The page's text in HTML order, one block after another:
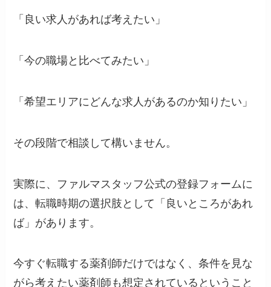
「良い求人があれば考えたい」
「今の職場と比べてみたい」
「希望エリアにどんな求人があるのか知りたい」
その段階で相談して構いません。
実際に、ファルマスタッフ公式の登録フォームに
は、転職時期の選択肢として「良いところがあれ
ば」があります。
今すぐ転職する薬剤師だけではなく、条件を見な
がら考えたい薬剤師も想定されているということ